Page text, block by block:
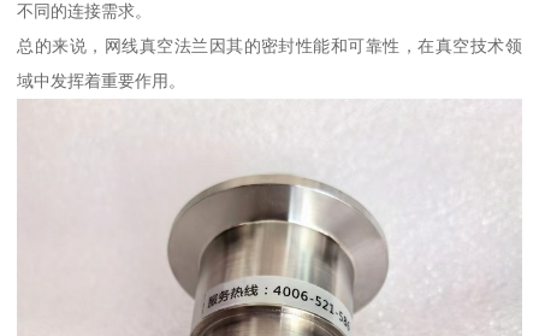
不同的连接需求。
总的来说，网线真空法兰因其的密封性能和可靠性，在真空技术领
域中发挥着重要作用。